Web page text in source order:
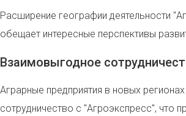
Расширение географии деятельности
обещает интересные перспективы
Взаимовыгодное
Аграрные предприятия в новых
сотрудничество с "Агроэкспресс", что